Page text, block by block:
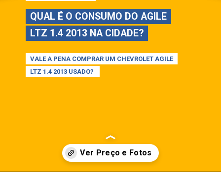
QUAL É O CONSUMO DO AGILE
LTZ 1.4 2013 NA CIDADE?
QUAL É O CONSUMO DO AGILE
LTZ 1.4 2013 NA CIDADE?
VALE A PENA COMPRAR UM CHEVROLET AGILE
LTZ 1.4 2013 USADO?
VALE A PENA COMPRAR UM CHEVROLET AGILE
LTZ 1.4 2013 USADO?